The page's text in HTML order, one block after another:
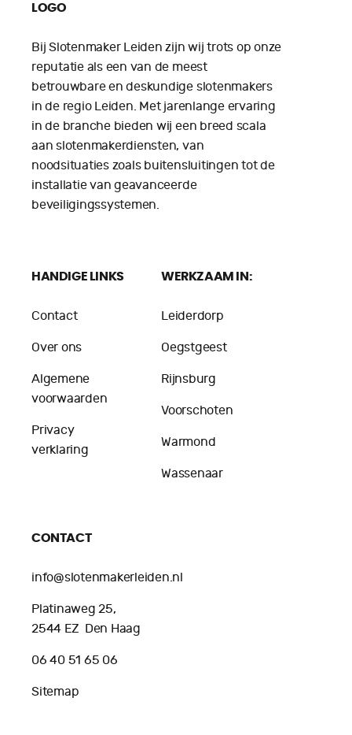
LOGO
Bij Slotenmaker Leiden zijn wij trots op onze
reputatie als een van de meest
betrouwbare en deskundige slotenmakers
in de regio Leiden. Met jarenlange ervaring
in de branche bieden wij een breed scala
aan slotenmakerdiensten, van
noodsituaties zoals buitensluitingen tot de
installatie van geavanceerde
beveiligingssystemen.
HANDIGE LINKS
Contact
Over ons
Algemene
voorwaarden
Privacy
verklaring
WERKZAAM IN:
Leiderdorp
Oegstgeest
Rijnsburg
Voorschoten
Warmond
Wassenaar
CONTACT
info@slotenmakerleiden.nl
Platinaweg 25,
2544 EZ Den Haag
06 40 51 65 06
Sitemap